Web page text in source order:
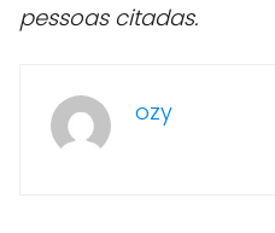
pessoas citadas.
ozy